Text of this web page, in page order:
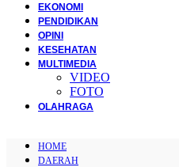
EKONOMI
PENDIDIKAN
OPINI
KESEHATAN
MULTIMEDIA
VIDEO
FOTO
OLAHRAGA
HOME
DAERAH